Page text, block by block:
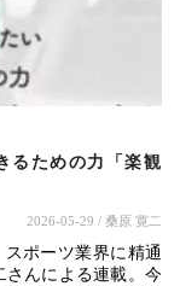
るための力「楽観
2026-05-29 / 桑原 寛二
ポーツ業界に精通
んによる連載。今